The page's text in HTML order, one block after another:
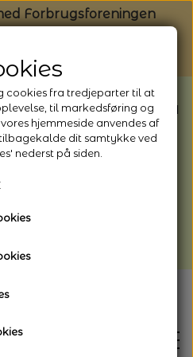
Forbrugsforeningen
har ferielukket* fra
og sender hele
at der kan være lidt
cookies fra tredjeparter til at
til markedsføring og
hjemmeside anvendes af
dit samtykke ved
nederst på siden.